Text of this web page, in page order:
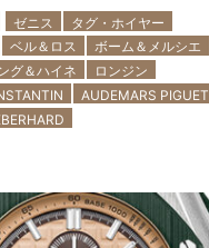
ゼニス
タグ・ホイヤー
ベル＆ロス
ボーム＆メルシエ
グ＆ハイネ
ロンジン
AUDEMARS PIGUET